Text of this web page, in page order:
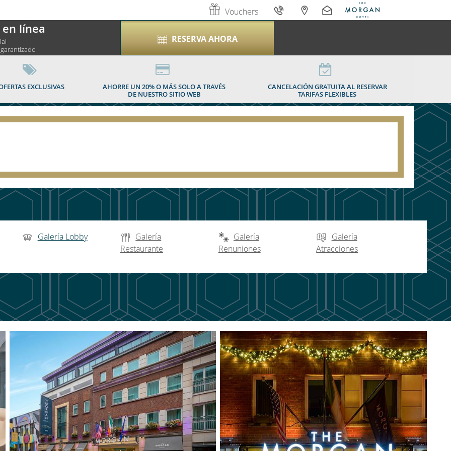
Vouchers
en línea
RESERVA AHORA
EXCLUSIVAS
AHORRE UN 20% O MÁS SOLO A TRAVÉS
DE NUESTRO SITIO WEB
CANCELACIÓN GRATUITA AL RESERVAR
TARIFAS FLEXIBLES
Galería Lobby
Galería
Restaurante
Galería
Renuniones
Galería
Atracciones